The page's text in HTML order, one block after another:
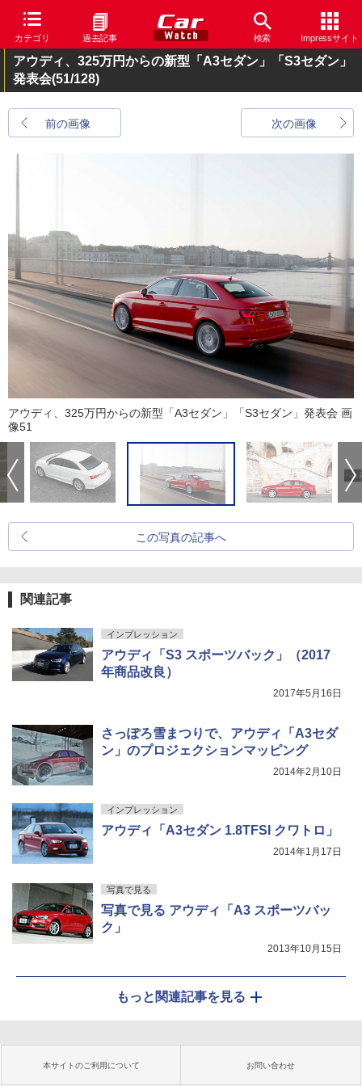
カテゴリ 過去記事 検索 Impressサイト
アウディ、325万円からの新型「A3セダン」「S3セダン」
発表会(51/128)
前の画像 次の画像
アウディ、325万円からの新型「A3セダン」「S3セダン」発表会 画
像51
この写真の記事へ
関連記事
インプレッション
アウディ「S3 スポーツバック」（2017
年商品改良）
2017年5月16日
さっぽろ雪まつりで、アウディ「A3セダ
ン」のプロジェクションマッピング
2014年2月10日
インプレッション
アウディ「A3セダン 1.8TFSI クワトロ」
2014年1月17日
写真で見る
写真で見る アウディ「A3 スポーツバッ
ク」
2013年10月15日
もっと関連記事を見る
本サイトのご利用について お問い合わせ